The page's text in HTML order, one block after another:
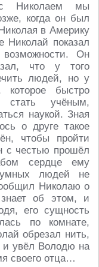
Николаем мы
когда он был
в Америку
Николай показал
Он
что у того
людей, но у
быстро
стать учёным,
наукой. Зная
о друге такое
чтобы пройти
с честью прошёл
сердце ему
людей не
Николаю о
об этом, и
его сущность
по комнате,
обрезал нить,
увёл Володю на
своего отца…